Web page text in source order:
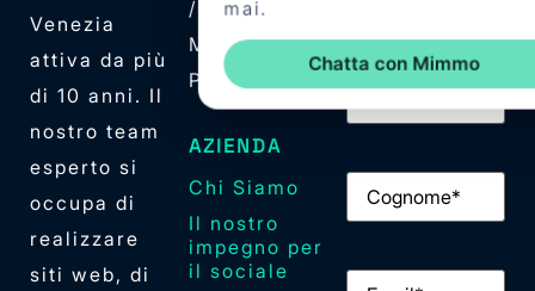
Venezia
attiva da più
di 10 anni. Il
nostro team
esperto si
occupa di
realizzare
siti web, di
/ SDI:
M5UXCR1
PEC: admin@pec.elan42.com
AZIENDA
Chi Siamo
Il nostro
impegno per
il sociale
Cognome
Email